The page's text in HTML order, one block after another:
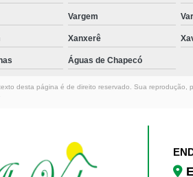
Vargem
Xanxerê
Águas de Chapecó
desta página é de direito reservado. Sua reprodução,